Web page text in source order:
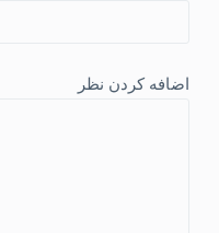
اضافه کردن نظر